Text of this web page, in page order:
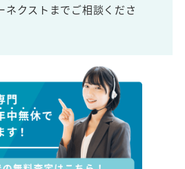
ネクストまでご相談くださ